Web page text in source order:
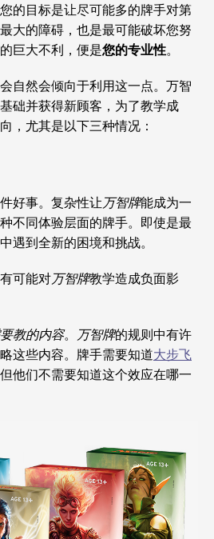
的目标是让尽可能多的牌手对第
大的障碍，也是最可能破坏您努
巨大不利，便是您的专业性。
自然会倾向于利用这一点。万智
础并获得新顾客，为了教学成
，尤其是以下三种情况：
好事。复杂性让万智牌能成为一
不同体验层面的牌手。即使是最
遇到全新的困境和挑战。
可能对万智牌教学造成负面影
教的内容。 万智牌的规则中有许
这些内容。牌手需要知道大步飞
他们不需要知道这个效应在哪一